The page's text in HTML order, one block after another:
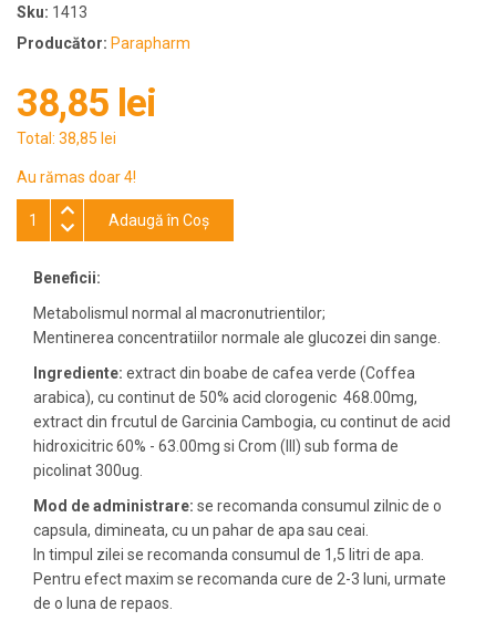
Sku: 1413
Producător: Parapharm
38,85 lei
Total: 38,85 lei
Au rămas doar 4!
Adaugă în Coş
Beneficii:
Metabolismul normal al macronutrientilor;
Mentinerea concentratiilor normale ale glucozei din sange.
Ingrediente: extract din boabe de cafea verde (Coffea
arabica), cu continut de 50% acid clorogenic 468.00mg,
extract din frcutul de Garcinia Cambogia, cu continut de acid
hidroxicitric 60% - 63.00mg si Crom (III) sub forma de
picolinat 300ug.
Mod de administrare: se recomanda consumul zilnic de o
capsula, dimineata, cu un pahar de apa sau ceai.
In timpul zilei se recomanda consumul de 1,5 litri de apa.
Pentru efect maxim se recomanda cure de 2-3 luni, urmate
de o luna de repaos.